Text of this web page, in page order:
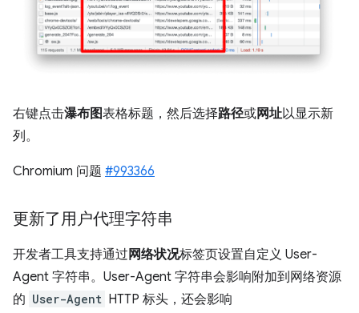
右键点击瀑布图表格标题，然后选择路径或网址以显示新
列。
Chromium 问题 #993366
更新了用户代理字符串
开发者工具支持通过 网络状况标签页设置自定义 User-
Agent 字符串。User-Agent 字符串会影响附加到网络资源
的 User-Agent HTTP 标头，还会影响